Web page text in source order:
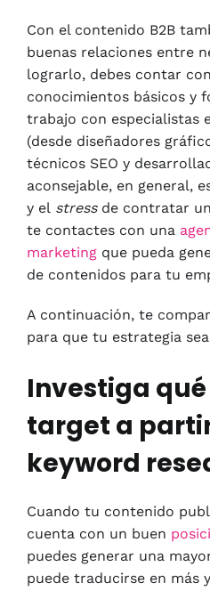
Con el contenido B2B
buenas relaciones entre
lograrlo, debes contar
conocimientos básicos y
trabajo con especialistas
(desde diseñadores
técnicos SEO y
aconsejable, en general,
y el stressde contratar
te contactes con una
marketing que pueda
de contenidos para tu
A continuación, te
para que tu estrategia
Investiga
target a
keyword
Cuando tu contenido
cuenta con un buen
puedes generar una
puede traducirse en más